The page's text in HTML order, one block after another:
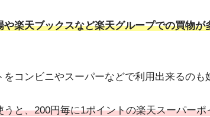
や楽天ブックスなど楽天グループでの買物
コンビニやスーパーなどで利用出来るのも
うと、200円毎に1ポイントの楽天スーパー